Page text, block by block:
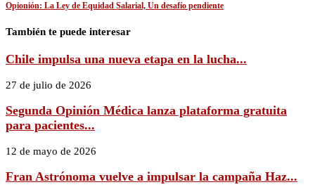
Opionión: La Ley de Equidad Salarial, Un desafío pendiente
También te puede interesar
Chile impulsa una nueva etapa en la lucha...
27 de julio de 2026
Segunda Opinión Médica lanza plataforma gratuita
para pacientes...
12 de mayo de 2026
Fran Astrónoma vuelve a impulsar la campaña Haz...